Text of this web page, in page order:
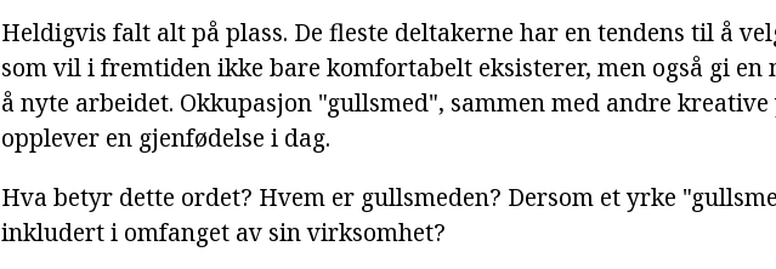
Heldigvis falt alt på plass. De fleste deltakerne har en tendens til å
som vil i fremtiden ikke bare komfortabelt eksisterer, men også gi
å nyte arbeidet. Okkupasjon "gullsmed", sammen med andre kreative
opplever en gjenfødelse i dag.
Hva betyr dette ordet? Hvem er gullsmeden? Dersom et yrke
inkludert i omfanget av sin virksomhet?